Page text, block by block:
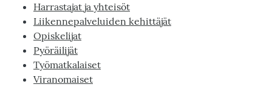
Harrastajat ja yhteisöt
Liikennepalveluiden kehittäjät
Opiskelijat
Pyöräilijät
Työmatkalaiset
Viranomaiset